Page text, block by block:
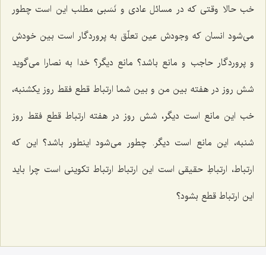
خب حالا وقتی که در مسائل عادی و نَسَبی مطلب این است چطور
می‌شود انسان که وجودش عین تعلّق به پروردگار است بین خودش
و پروردگار حاجب و مانع باشد؟ مانع دیگر؟ خدا به نصارا می‌گوید
شش روز در هفته بین من و بین شما ارتباط قطع فقط روز یکشنبه،
خب این مانع است دیگر، شش روز در هفته ارتباط قطع فقط روز
شنبه، این مانع است دیگر. چطور می‌شود اینطور باشد؟ این که
ارتباط، ارتباطِ حقیقی است این ارتباط ارتباط تکوینی است چرا باید
این ارتباط قطع بشود؟